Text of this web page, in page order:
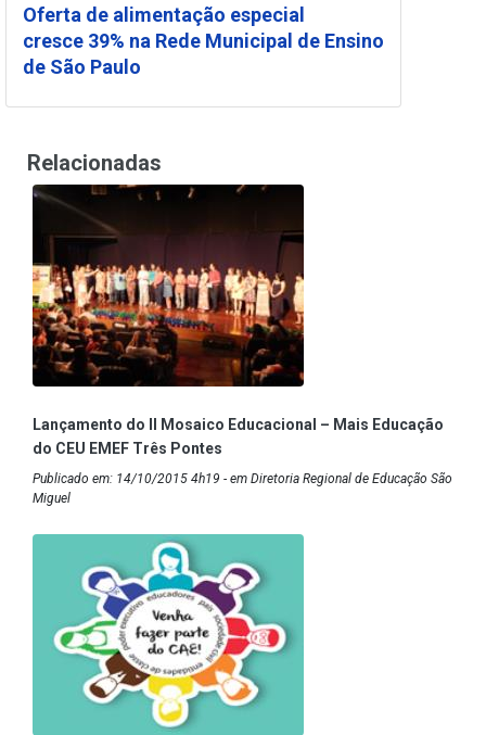
Oferta de alimentação especial
cresce 39% na Rede Municipal de Ensino
de São Paulo
Relacionadas
Lançamento do II Mosaico Educacional – Mais Educação
do CEU EMEF Três Pontes
Publicado em: 14/10/2015 4h19 - em Diretoria Regional de Educação São
Miguel